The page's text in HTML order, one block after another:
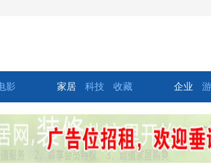
影 家居 科技 收藏 企业